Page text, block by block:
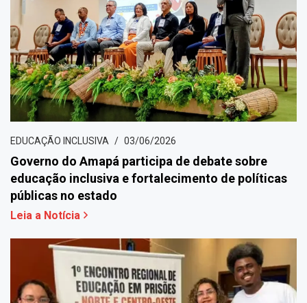
EDUCAÇÃO INCLUSIVA 03/06/2026
Governo do Amapá participa de debate sobre
educação inclusiva e fortalecimento de políticas
públicas no estado
Leia a Notícia